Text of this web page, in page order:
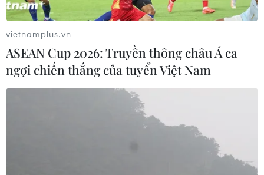
Hà Giang không chấp nhận việc mang ong
vietnamplus.vn
ASEAN Cup 2026: Truyền thông châu Á ca
ngợi chiến thắng của tuyển Việt Nam